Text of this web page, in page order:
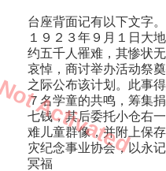
台座背面记有以下文字。
１９２３年９月１日大
约五千人罹难，其惨状
哀悼，商讨举办活动祭
之际公布该计划。此事
７名学童的共鸣，筹集
七钱，其后委托小仓右
难儿童群像，并附上保
灾纪念事业协会，以永
冥福
Activated